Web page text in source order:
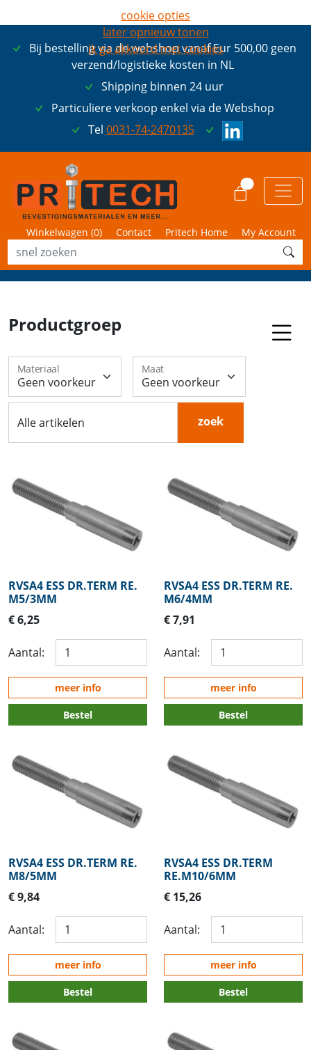
Bij bestelling via de webshop vanaf Eur 500,00 geen
verzend/logistieke kosten in NL
Shipping binnen 24 uur
Particuliere verkoop enkel via de Webshop
Tel 0031-74-2470135
Winkelwagen (0) Contact Pritech Home My Account
Productgroep
Materiaal Maat
Alle artikelen zoek
RVSA4 ESS DR.TERM RE.
M5/3MM
€ 6,25
Aantal:
meer info
Bestel
RVSA4 ESS DR.TERM RE.
M6/4MM
€ 7,91
Aantal:
meer info
Bestel
RVSA4 ESS DR.TERM RE.
M8/5MM
€ 9,84
Aantal:
meer info
Bestel
RVSA4 ESS DR.TERM
RE.M10/6MM
€ 15,26
Aantal:
meer info
Bestel
cookie opties
later opnieuw tonen
ik ga akkoord met cookies